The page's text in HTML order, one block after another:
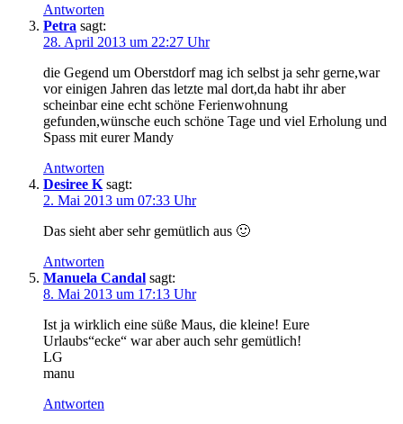
Antworten
Petra sagt:
28. April 2013 um 22:27 Uhr
die Gegend um Oberstdorf mag ich selbst ja sehr gerne,war
vor einigen Jahren das letzte mal dort,da habt ihr aber
scheinbar eine echt schöne Ferienwohnung
gefunden,wünsche euch schöne Tage und viel Erholung und
Spass mit eurer Mandy
Antworten
Desiree K sagt:
2. Mai 2013 um 07:33 Uhr
Das sieht aber sehr gemütlich aus 🙂
Antworten
Manuela Candal sagt:
8. Mai 2013 um 17:13 Uhr
Ist ja wirklich eine süße Maus, die kleine! Eure
Urlaubs“ecke“ war aber auch sehr gemütlich!
LG
manu
Antworten